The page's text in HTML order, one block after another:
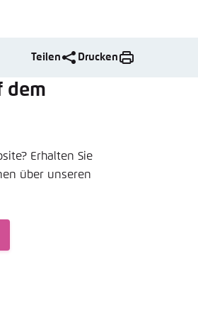
Teilen Drucken
dem
Erhalten Sie
über unseren